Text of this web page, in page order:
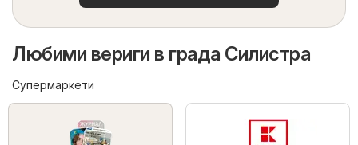
Любими вериги в града Силистра
Супермаркети